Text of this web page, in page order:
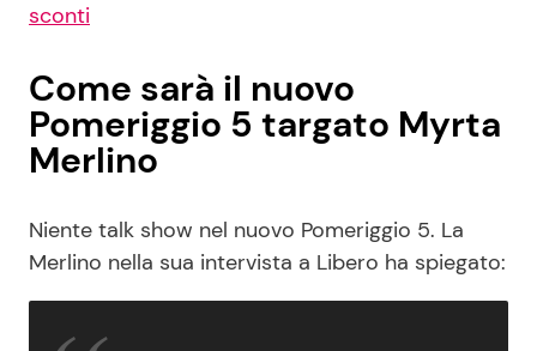
sconti
Come sarà il nuovo
Pomeriggio 5 targato Myrta
Merlino
Niente talk show nel nuovo Pomeriggio 5. La
Merlino nella sua intervista a Libero ha spiegato: